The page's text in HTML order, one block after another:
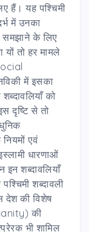
हैं। यह पश्चिमी
में उनका
समझाने के लिए
यों तो हर मामले
में इसका
को
दृष्टि से तो
एवं
धारणाओं
शब्दावलियाँ
शब्दावली
देश की विशेष
की
भी शामिल